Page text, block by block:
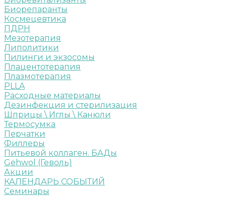
Биорепаранты
Космецевтика
ПДРН
Мезотерапия
Липолитики
Пилинги и экзосомы
Плацентотерапия
Плазмотерапия
PLLA
Расходные материалы
Дезинфекция и стерилизация
Шприцы \ Иглы \ Канюли
Термосумка
Перчатки
Филлеры
Питьевой коллаген. БАДы
Gehwol (Геволь)
Акции
КАЛЕНДАРЬ СОБЫТИЙ
Семинары